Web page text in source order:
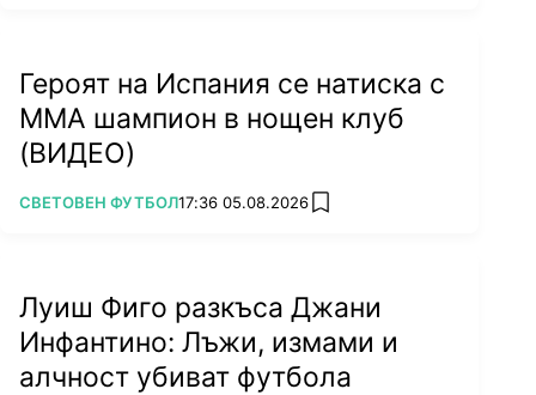
Героят на Испания се натиска с
ММА шампион в нощен клуб
(ВИДЕО)
ПОВЕЧЕ ОТ
СВЕТОВЕН ФУТБОЛ17:36 05.08.2026 add favorites
Луиш Фиго разкъса Джани
Инфантино: Лъжи, измами и
алчност убиват футбола